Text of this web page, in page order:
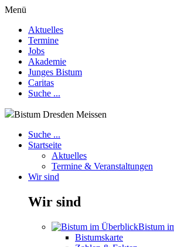
Menü
Aktuelles
Termine
Jobs
Akademie
Junges Bistum
Caritas
Suche ...
Bistum Dresden Meissen
Suche ...
Startseite
Aktuelles
Termine & Veranstaltungen
Wir sind
Wir sind
Bistum
Bistumskarte